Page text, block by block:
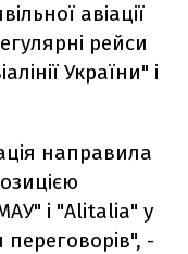
авіації
рейси
України" і
направила
і "Alitalia" у
-